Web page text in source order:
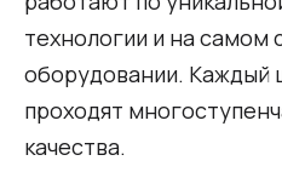
технологии и на
оборудовании. Каждый
проходят
качества.